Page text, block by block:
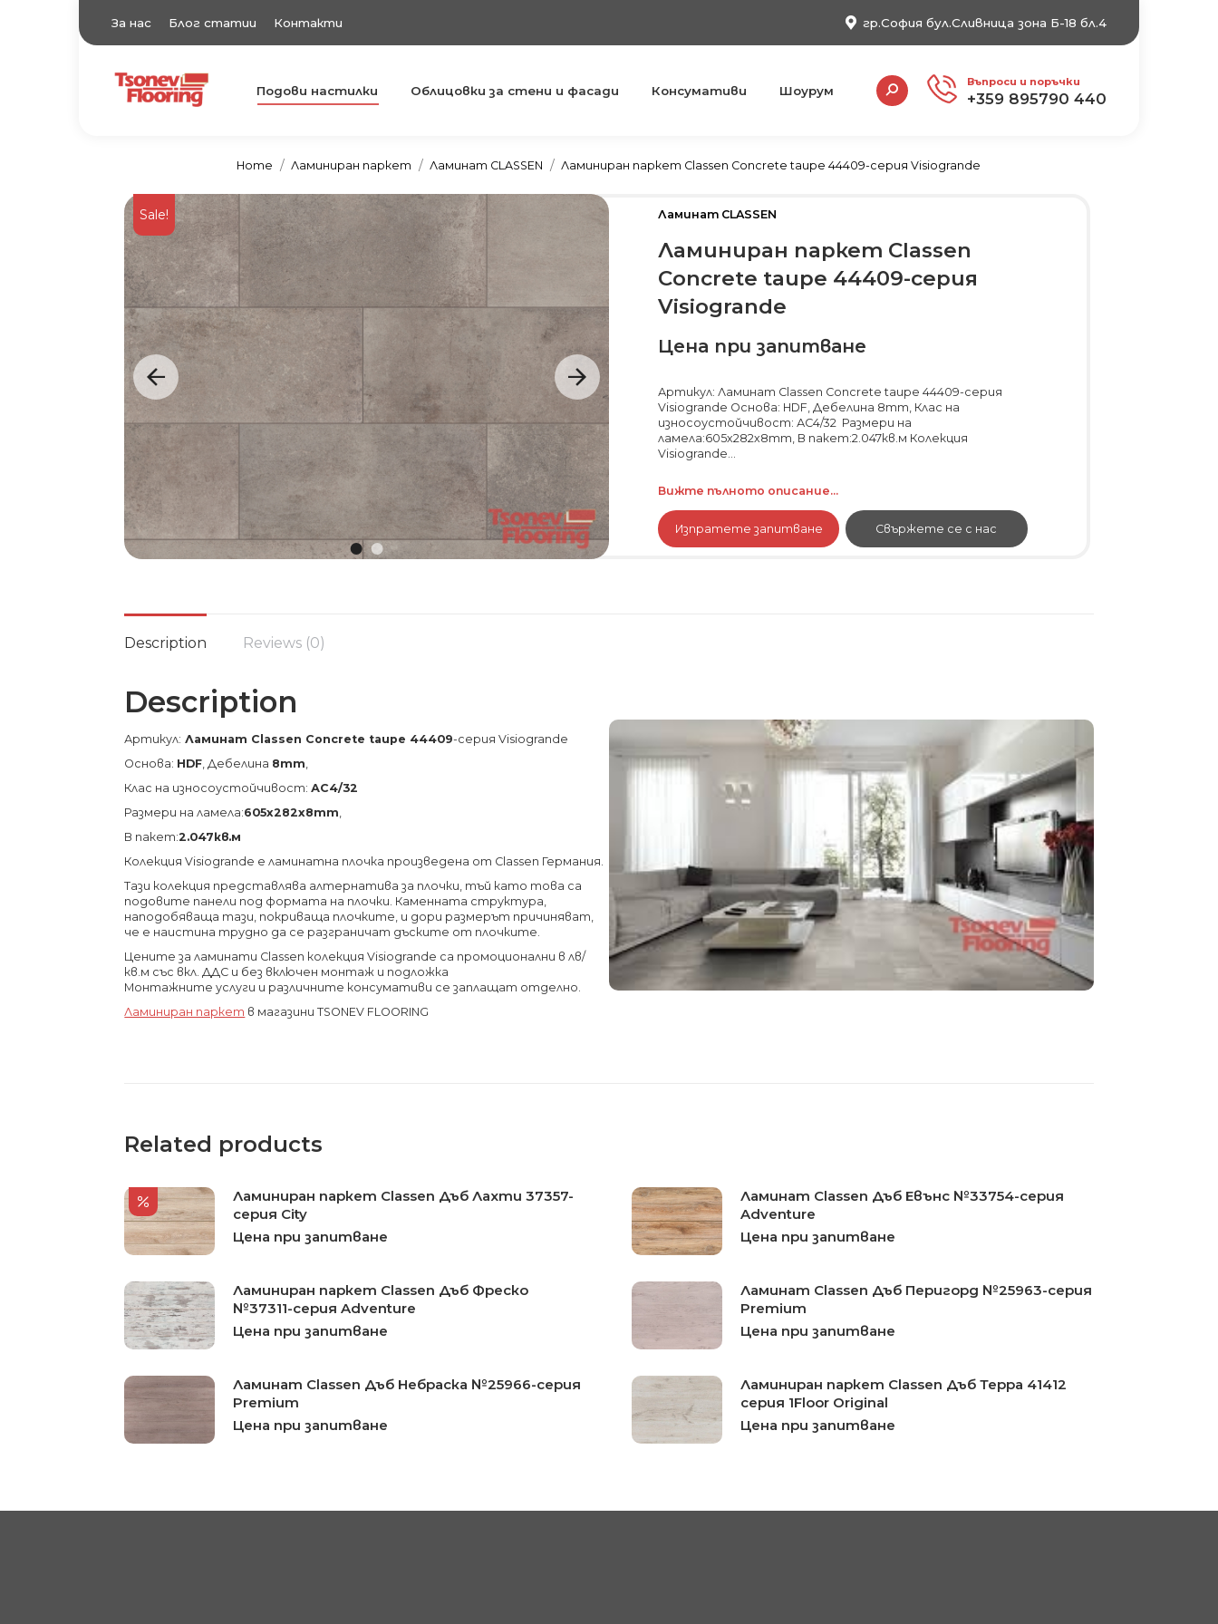
За нас Блог статии Контакти гр.София бул.Сливница зона Б-18 бл.4
TsonevFlooring
Подови настилки Подови настилки Облицовки за стени и фасади Консумативи Шоурум
Search: Въпроси и поръчки
+359 895790 440
You are here:
Home Ламиниран паркет Ламинат CLASSEN Ламиниран паркет Classen Concrete taupe 44409-серия Visiogrande
Sale! Ламинат CLASSEN
Ламиниран паркет Classen
Concrete taupe 44409-серия
Visiogrande
Цена при запитване
Артикул: Ламинат Classen Concrete taupe 44409-серия
Visiogrande Основа: HDF, Дебелина 8mm, Клас на
износоустойчивост: АС4/32 Размери на
ламела:605х282х8mm, В пакет:2.047кв.м Колекция
Visiogrande...
Вижте пълното описание...
Изпратете запитване Свържете се с нас
Description Reviews (0)
Description
Артикул: Ламинат Classen Concrete taupe 44409-серия Visiogrande
Основа: HDF, Дебелина 8mm,
Клас на износоустойчивост:АС4/32
Размери на ламела:605х282х8mm,
В пакет:2.047кв.м
Колекция Visiogrande е ламинатна плочка произведена от Classen Германия.
Тази колекция представлява алтернатива за плочки, тъй като това са
подовите панели под формата на плочки. Каменната структура,
наподобяваща тази, покриваща плочките, и дори размерът причиняват,
че е наистина трудно да се разграничат дъските от плочките.
Цените за ламинати Classen колекция Visiogrande са промоционални в лв/
кв.м със вкл. ДДС и без включен монтаж и подложка
Монтажните услуги и различните консумативи се заплащат отделно.
Ламиниран паркет в магазини TSONEV FLOORING
Related products
Ламиниран паркет Classen Дъб Лахти 37357-
серия City
Цена при запитване
Ламинат Classen Дъб Евънс №33754-серия
Adventure
Цена при запитване
Ламиниран паркет Classen Дъб Фреско
№37311-серия Adventure
Цена при запитване
Ламинат Classen Дъб Перигорд №25963-серия
Premium
Цена при запитване
Ламинат Classen Дъб Небраска №25966-серия
Premium
Цена при запитване
Ламиниран паркет Classen Дъб Терра 41412
серия 1Floor Original
Цена при запитване